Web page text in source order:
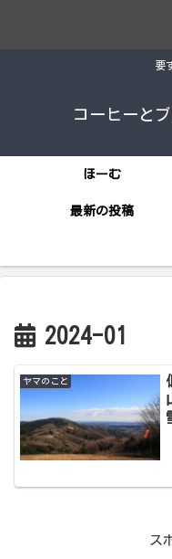
要
コーヒーと
ほーむ
最新の投稿
2024-01
ヤマのこと
ス